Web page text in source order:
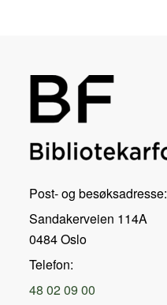
Post- og besøksadresse:
Sandakerveien 114A
0484 Oslo
Telefon:
48 02 09 00